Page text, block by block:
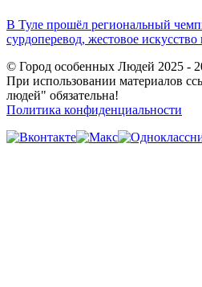
В Туле прошёл региональный
сурдоперевод, жестовое
© Город особенных Людей 2025 -
При использовании материалов
людей" обязательна!
Политика конфиденциальности